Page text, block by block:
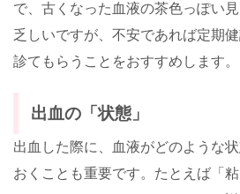
で、古くなった血液の茶色っぽい
乏しいですが、不安であれば定期
診てもらうことをおすすめします。
出血の「状態」
出血した際に、血液がどのような
おくことも重要です。たとえば「